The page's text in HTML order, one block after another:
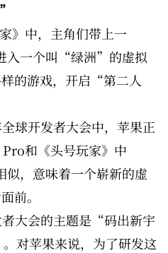
中，主角们带上一
入一个叫“绿洲”的虚拟
的游戏，开启“第二人
开发者大会中，苹果正
和《头号玩家》中
，意味着一个崭新的虚
前。
大会的主题是“码出新宇
对苹果来说，为了研发这